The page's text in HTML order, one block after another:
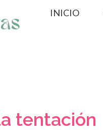
INICIO
tentación